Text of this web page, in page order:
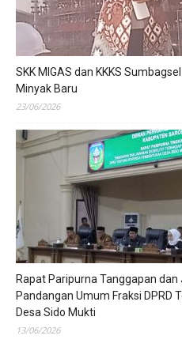
SKK MIGAS dan KKKS
Minyak Baru
23/06/2026
Rapat Paripurna Tanggapan
Pandangan Umum Fraksi DPRD
Desa Sido Mukti
13/06/2026